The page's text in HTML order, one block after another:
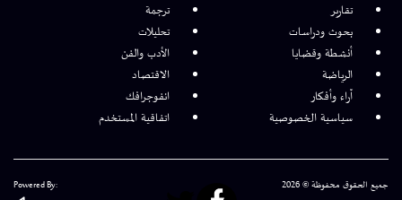
تقارير
ترجمة
بحوث ودراسات
تحليلات
أنشطة وقضايا
الأدب والفن
الرياضة
الاقتصاد
آراء وأفكار
انفوجرافك
سياسية الخصوصية
اتفاقية المستخدم
جميع الحقوق محفوظة © 2026 Powered By: